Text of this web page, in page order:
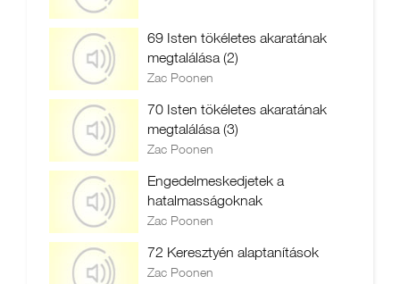
69 Isten tökéletes akaratának
megtalálása (2)
Zac Poonen
70 Isten tökéletes akaratának
megtalálása (3)
Zac Poonen
Engedelmeskedjetek a
hatalmasságoknak
Zac Poonen
72 Keresztyén alaptanítások
Zac Poonen